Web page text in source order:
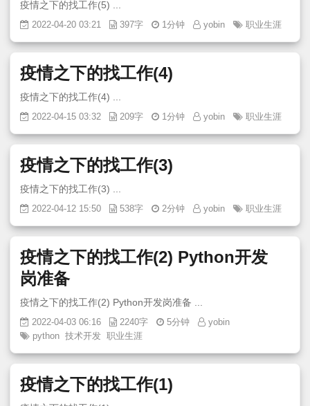
2022-04-20 03:21 397字 1分钟 yobin 职业生涯
疫情之下的找工作(4)
2022-04-15 03:32 209字 1分钟 yobin 职业生涯
疫情之下的找工作(3)
2022-04-12 15:50 538字 2分钟 yobin 职业生涯
疫情之下的找工作(2) Python开发
岗准备
2022-04-03 06:16 2240字 5分钟
yobin
python 技术开发 职业生涯
疫情之下的找工作(1)